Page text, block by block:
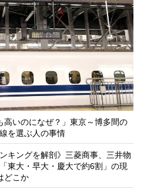
高いのになぜ？」東京～博多間の
を選ぶ人の事情
キングを解剖》三菱商事、三井物
東大・早大・慶大で約6割」の現
どこか